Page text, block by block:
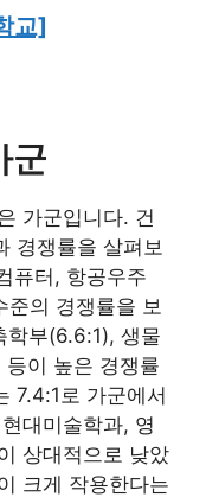
교]
군
가군입니다. 건
경쟁률을 살펴보
퓨터, 항공우주
준의 경쟁률을 보
학부(6.6:1), 생물
이 높은 경쟁률
7.4:1로 가군에서
대미술학과, 영
상대적으로 낮았
크게 작용한다는